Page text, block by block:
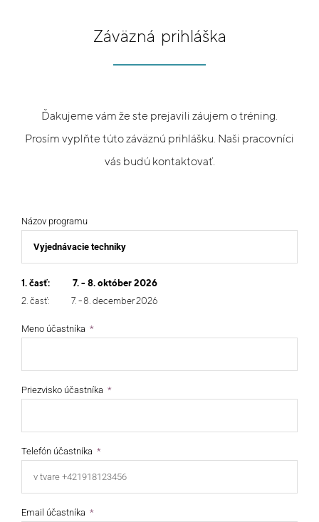
Záväzná prihláška
Ďakujeme vám že ste prejavili záujem o tréning.
Prosím vyplňte túto záväznú prihlášku. Naši pracovníci
vás budú kontaktovať.
Názov programu
1. časť: 7. - 8. október 2026
2. časť: 7. - 8. december 2026
Meno účastníka
Priezvisko účastníka
Telefón účastníka
Email účastníka